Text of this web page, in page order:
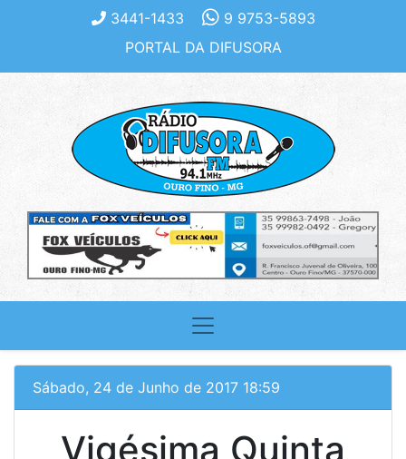
3441-1433
9 9753-5893
PORTAL DA DIFUSORA
Sábado, 24 de Junho de 2017 18:59
Vigésima Quinta